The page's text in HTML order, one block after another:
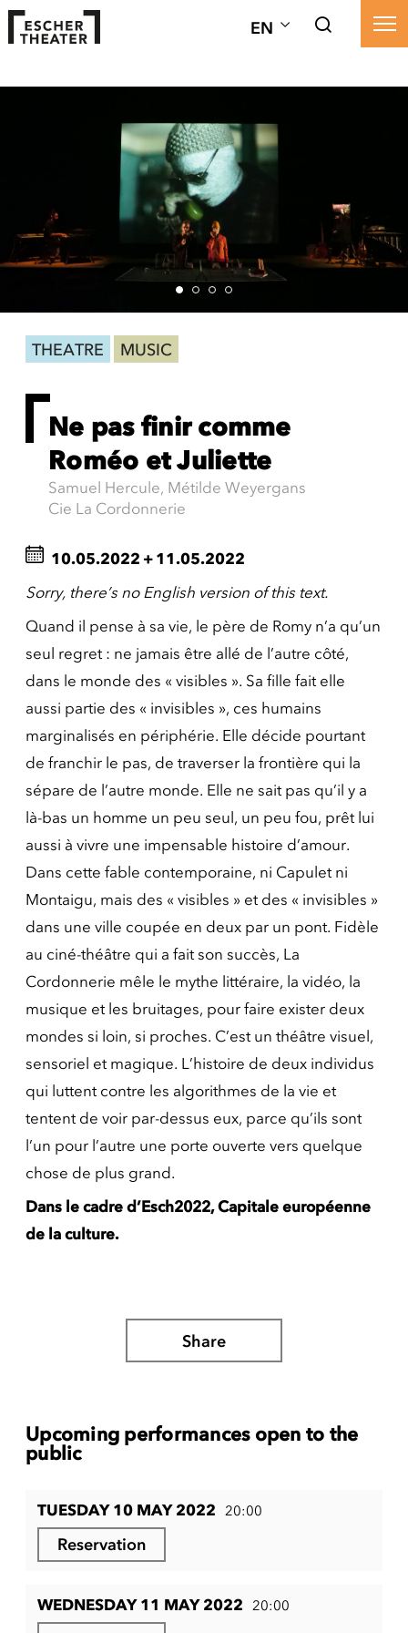
EN
THEATRE MUSIC
Ne pas finir comme
Roméo et Juliette
Samuel Hercule, Métilde Weyergans
Cie La Cordonnerie
10.05.2022 + 11.05.2022
Sorry, there’s no English version of this text.
Quand il pense à sa vie, le père de Romy n’a qu’un
seul regret : ne jamais être allé de l’autre côté,
dans le monde des « visibles ». Sa fille fait elle
aussi partie des « invisibles », ces humains
marginalisés en périphérie. Elle décide pourtant
de franchir le pas, de traverser la frontière qui la
sépare de l’autre monde. Elle ne sait pas qu’il y a
là-bas un homme un peu seul, un peu fou, prêt lui
aussi à vivre une impensable histoire d’amour.
Dans cette fable contemporaine, ni Capulet ni
Montaigu, mais des « visibles » et des « invisibles »
dans une ville coupée en deux par un pont. Fidèle
au ciné-théâtre qui a fait son succès, La
Cordonnerie mêle le mythe littéraire, la vidéo, la
musique et les bruitages, pour faire exister deux
mondes si loin, si proches. C’est un théâtre visuel,
sensoriel et magique. L’histoire de deux individus
qui luttent contre les algorithmes de la vie et
tentent de voir par-dessus eux, parce qu’ils sont
l’un pour l’autre une porte ouverte vers quelque
chose de plus grand.
Dans le cadre d’Esch2022, Capitale européenne
de la culture.
Share
Upcoming performances open to the
public
TUESDAY 10 MAY 2022 20:00
Reservation
WEDNESDAY 11 MAY 2022 20:00